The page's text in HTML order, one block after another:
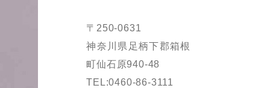
〒250-0631
神奈川県足柄下郡箱根
町仙石原940-48
TEL:0460-86-3111